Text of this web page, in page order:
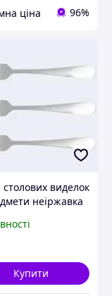
ціна 96%
столових виделок
неіржавка
3DF
Купити